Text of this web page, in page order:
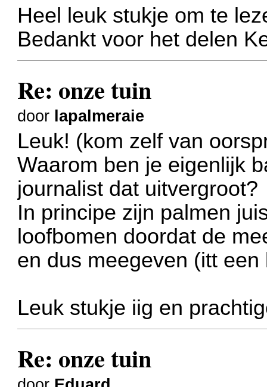
Heel leuk stukje om te
Bedankt voor het delen
Re: onze tuin
door lapalmeraie
Leuk! (kom zelf van
Waarom ben je eigenlijk
journalist dat uitvergroot?
In principe zijn palmen
loofbomen doordat de
en dus meegeven (itt een
Leuk stukje iig en
Re: onze tuin